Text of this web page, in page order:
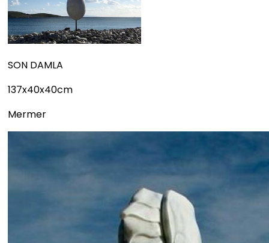
SON DAMLA
137x40x40cm
Mermer